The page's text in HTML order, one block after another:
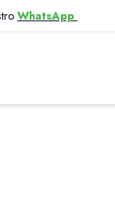
WhatsApp